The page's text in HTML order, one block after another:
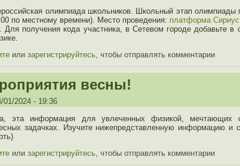
олимпиада школьников. Школьный этап олимпиады
по местному времени). Место проведения: платформа Сириус
. Для получения кода участника, в Сетевом городе добавьте в
или зарегистрируйтесь, чтобы отправлять комментарии
весны!
01/2024 - 19:36
эта информация для увлеченных физикой, мечтающих
задачках. Изучите нижепредставленную информацию и
или зарегистрируйтесь, чтобы отправлять комментарии